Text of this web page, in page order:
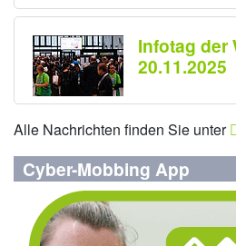
Infotag der
20.11.2025
Alle Nachrichten finden Sie unter
Cyber-Mobbing App